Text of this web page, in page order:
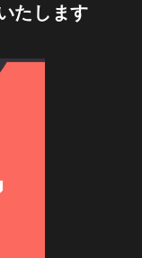
たします